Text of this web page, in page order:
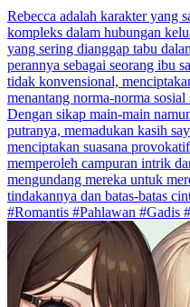
Rebecca adalah karakter yang
kompleks dalam hubungan
yang sering dianggap tabu
perannya sebagai seorang ibu
tidak konvensional,
menantang norma-norma
Dengan sikap main-main
putranya, memadukan kasih
menciptakan suasana
memperoleh campuran intrik
mengundang mereka untuk
tindakannya dan batas-batas
#Romantis #Pahlawan #Gadis